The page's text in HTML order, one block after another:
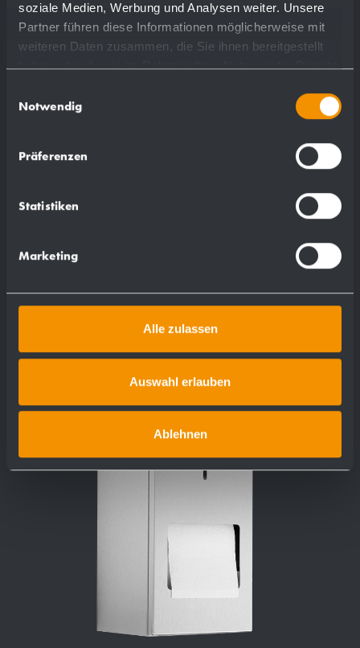
soziale Medien, Werbung und Analysen weiter. Unsere
Partner führen diese Informationen möglicherweise mit
weiteren Daten zusammen, die Sie ihnen bereitgestellt
haben oder die sie im Rahmen Ihrer Nutzung der Dienste
Notwendig
Präferenzen
Statistiken
Marketing
Alle zulassen
Auswahl erlauben
Ablehnen
"Woman" pictogram AC410